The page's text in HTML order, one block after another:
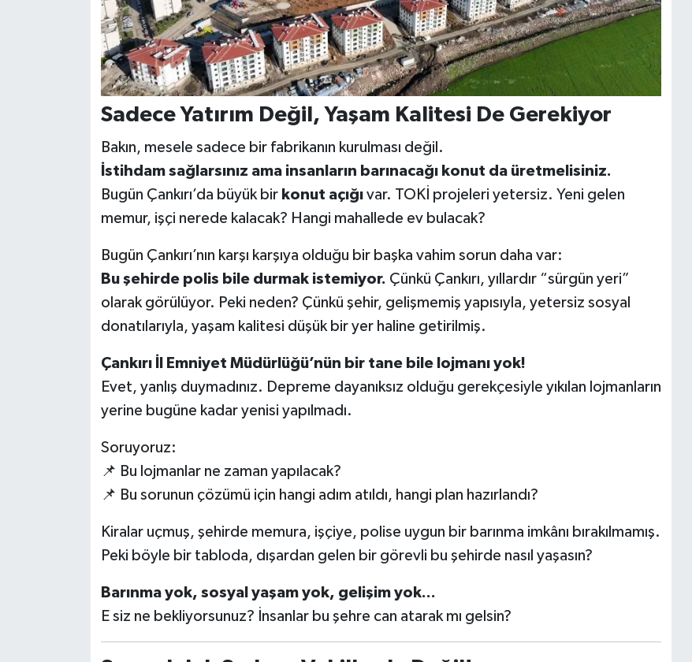
Sadece Yatırım Değil, Yaşam Kalitesi De Gerekiyor
Bakın, mesele sadece bir fabrikanın kurulması değil.
İstihdam sağlarsınız ama insanların barınacağı konut da üretmelisiniz.
Bugün Çankırı’da büyük bir konut açığıvar. TOKİ projeleri yetersiz. Yeni gelen
memur, işçi nerede kalacak? Hangi mahallede ev bulacak?
Bugün Çankırı’nın karşı karşıya olduğu bir başka vahim sorun daha var:
Bu şehirde polis bile durmak istemiyor. Çünkü Çankırı, yıllardır “sürgün yeri”
olarak görülüyor. Peki neden? Çünkü şehir, gelişmemiş yapısıyla, yetersiz sosyal
donatılarıyla, yaşam kalitesi düşük bir yer haline getirilmiş.
Çankırı İl Emniyet Müdürlüğü’nün bir tane bile lojmanı yok!
Evet, yanlış duymadınız. Depreme dayanıksız olduğu gerekçesiyle yıkılan lojmanların
yerine bugüne kadar yenisi yapılmadı.
Soruyoruz:
📌 Bu lojmanlar ne zaman yapılacak?
📌 Bu sorunun çözümü için hangi adım atıldı, hangi plan hazırlandı?
Kiralar uçmuş, şehirde memura, işçiye, polise uygun bir barınma imkânı bırakılmamış.
Peki böyle bir tabloda, dışardan gelen bir görevli bu şehirde nasıl yaşasın?
Barınma yok, sosyal yaşam yok, gelişim yok...
E siz ne bekliyorsunuz? İnsanlar bu şehre can atarak mı gelsin?